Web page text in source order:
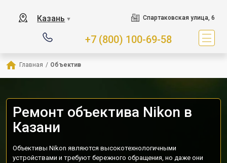
Казань ▼ Спартаковская улица, 6
+7 (800) 100-69-58
Главная / Объектив
Ремонт объектива Nikon в
Казани
Объективы Nikon являются высокотехнологичными
устройствами и требуют бережного обращения, но даже они